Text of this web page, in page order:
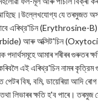
যে তৰমুজত
এৰিথ্র'চিন (Erythrosine-B)
আৰু অক্সিট'চিন
পদাৰ্থসমূহে আমাৰ শৰীৰৰ গুৰুতৰ
এই এৰিথ্র'চিন নামৰ কৃত্রিম
পেটৰ বিষ, বমি, ডায়েৰিয়া আদি
লিভাৰৰ ক্ষতি হ'ব পাৰে। তৰমুজ